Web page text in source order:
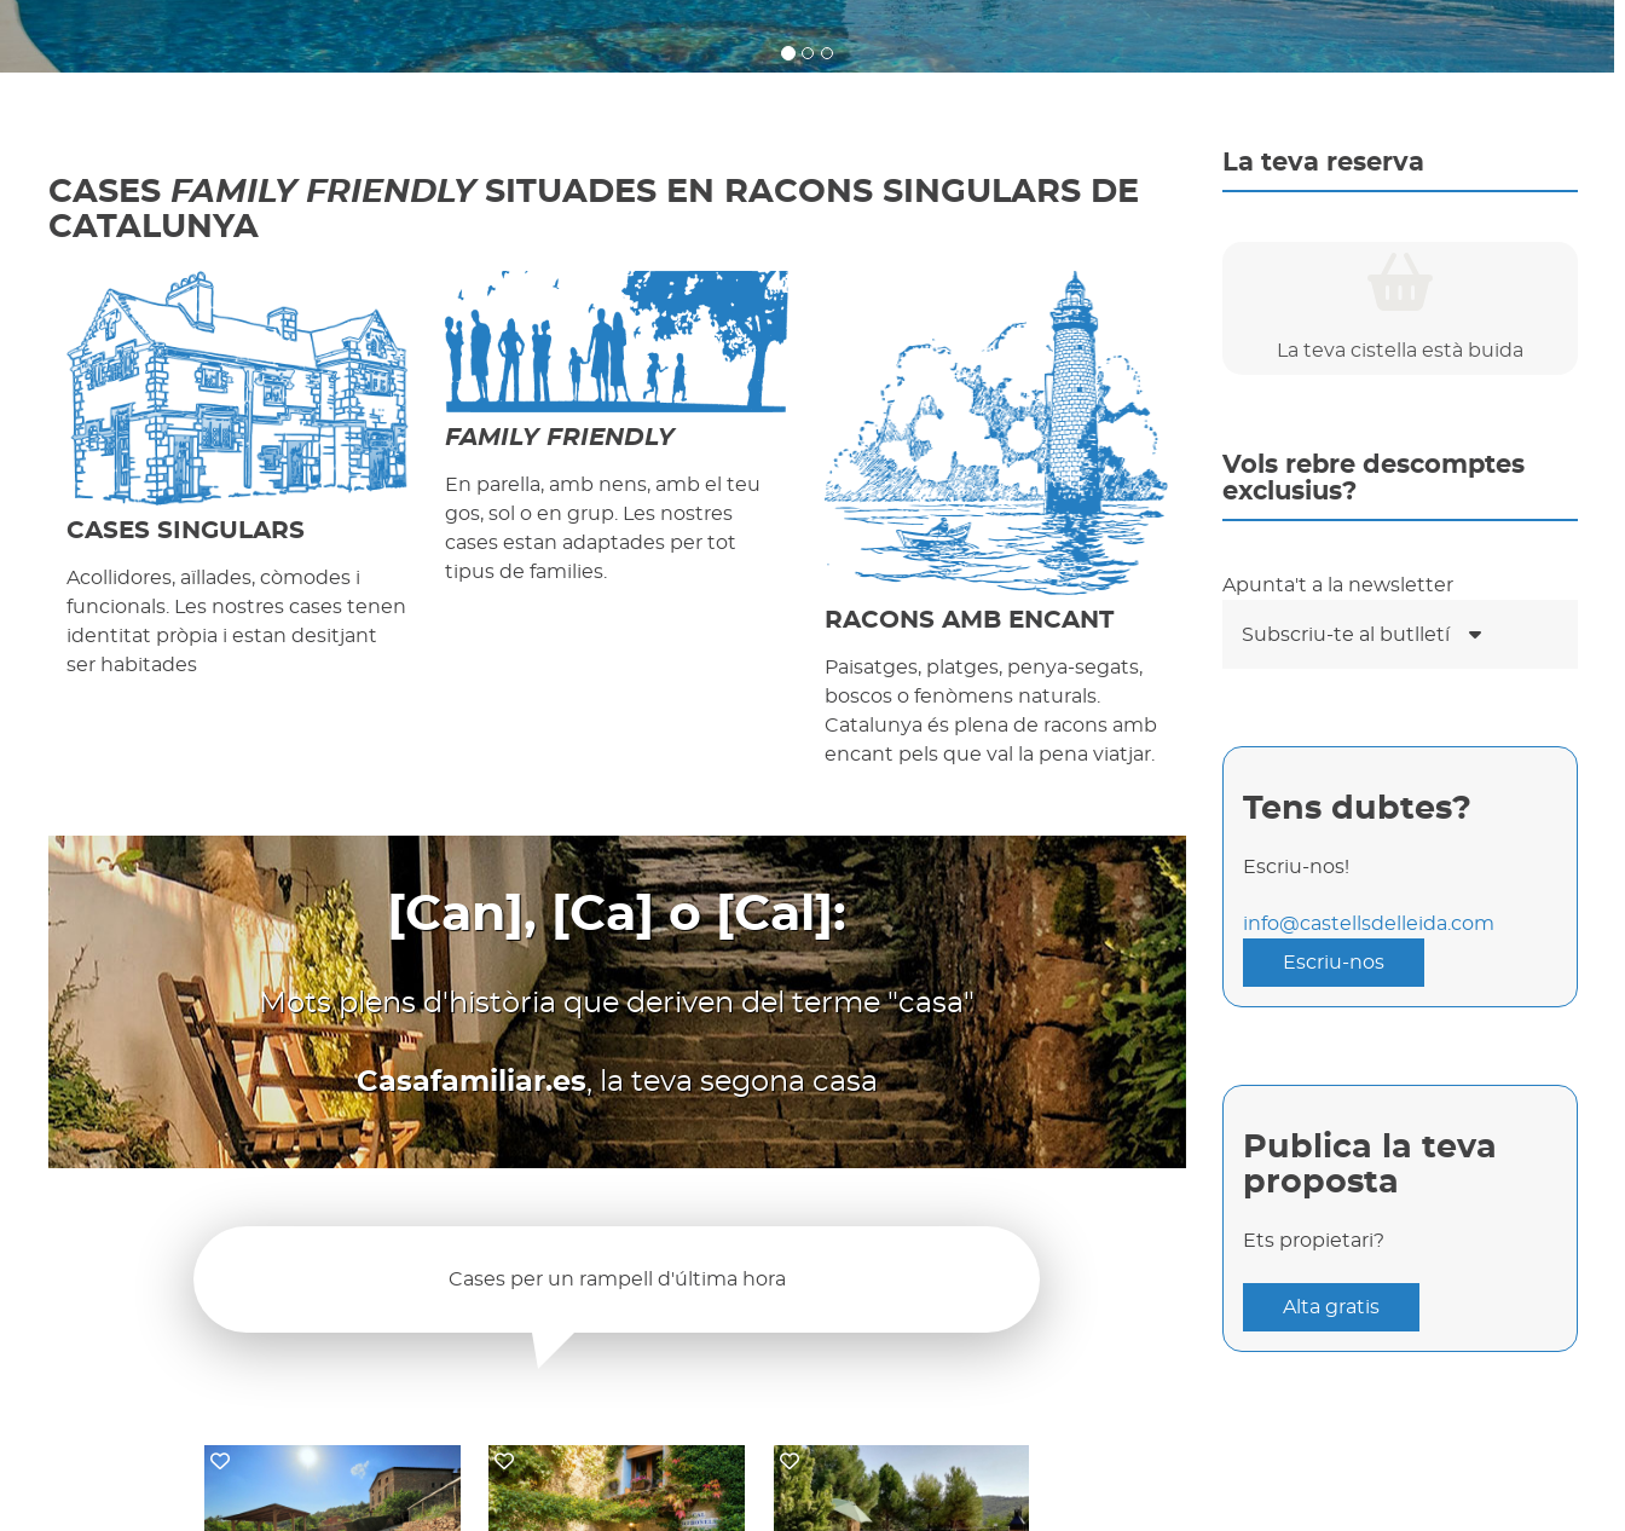
CASES FAMILY FRIENDLYSITUADES EN RACONS SINGULARS DE
CATALUNYA
CASES SINGULARS
Acollidores, aïllades, còmodes i
funcionals. Les nostres cases tenen
identitat pròpia i estan desitjant
ser habitades
FAMILY FRIENDLY
En parella, amb nens, amb el teu
gos, sol o en grup. Les nostres
cases estan adaptades per tot
tipus de families.
RACONS AMB ENCANT
Paisatges, platges, penya-segats,
boscos o fenòmens naturals.
Catalunya és plena de racons amb
encant pels que val la pena viatjar.
[Can], [Ca] o [Cal]:
Mots plens d'història que deriven del terme "casa"
Casafamiliar.es, la teva segona casa
Cases per un rampell d'última hora
La teva reserva
La teva cistella està buida
Vols rebre descomptes
exclusius?
Apunta't a la newsletter
Subscriu-te al butlletí
Tens dubtes?
Escriu-nos!
info@castellsdelleida.com
Escriu-nos
Publica la teva
proposta
Ets propietari?
Alta gratis